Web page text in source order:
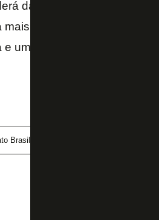
dar vaga na próxima
que o Botafogo. Porém,
uma meta menos
Brasileiro